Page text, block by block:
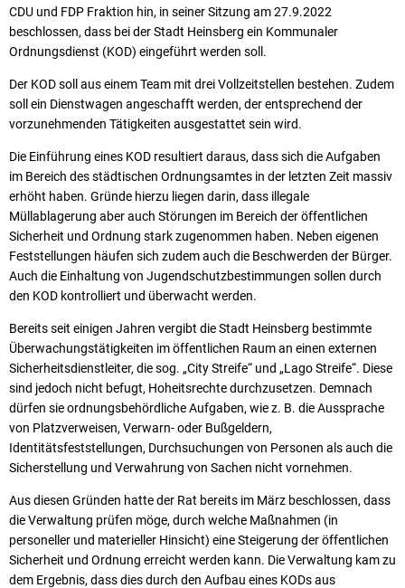
CDU und FDP Fraktion hin, in seiner Sitzung am 27.9.2022
beschlossen, dass bei der Stadt Heinsberg ein Kommunaler
Ordnungsdienst (KOD) eingeführt werden soll.
Der KOD soll aus einem Team mit drei Vollzeitstellen bestehen. Zudem
soll ein Dienstwagen angeschafft werden, der entsprechend der
vorzunehmenden Tätigkeiten ausgestattet sein wird.
Die Einführung eines KOD resultiert daraus, dass sich die Aufgaben
im Bereich des städtischen Ordnungsamtes in der letzten Zeit massiv
erhöht haben. Gründe hierzu liegen darin, dass illegale
Müllablagerung aber auch Störungen im Bereich der öffentlichen
Sicherheit und Ordnung stark zugenommen haben. Neben eigenen
Feststellungen häufen sich zudem auch die Beschwerden der Bürger.
Auch die Einhaltung von Jugendschutzbestimmungen sollen durch
den KOD kontrolliert und überwacht werden.
Bereits seit einigen Jahren vergibt die Stadt Heinsberg bestimmte
Überwachungstätigkeiten im öffentlichen Raum an einen externen
Sicherheitsdienstleiter, die sog. „City Streife“ und „Lago Streife“. Diese
sind jedoch nicht befugt, Hoheitsrechte durchzusetzen. Demnach
dürfen sie ordnungsbehördliche Aufgaben, wie z. B. die Aussprache
von Platzverweisen, Verwarn- oder Bußgeldern,
Identitätsfeststellungen, Durchsuchungen von Personen als auch die
Sicherstellung und Verwahrung von Sachen nicht vornehmen.
Aus diesen Gründen hatte der Rat bereits im März beschlossen, dass
die Verwaltung prüfen möge, durch welche Maßnahmen (in
personeller und materieller Hinsicht) eine Steigerung der öffentlichen
Sicherheit und Ordnung erreicht werden kann. Die Verwaltung kam zu
dem Ergebnis, dass dies durch den Aufbau eines KODs aus